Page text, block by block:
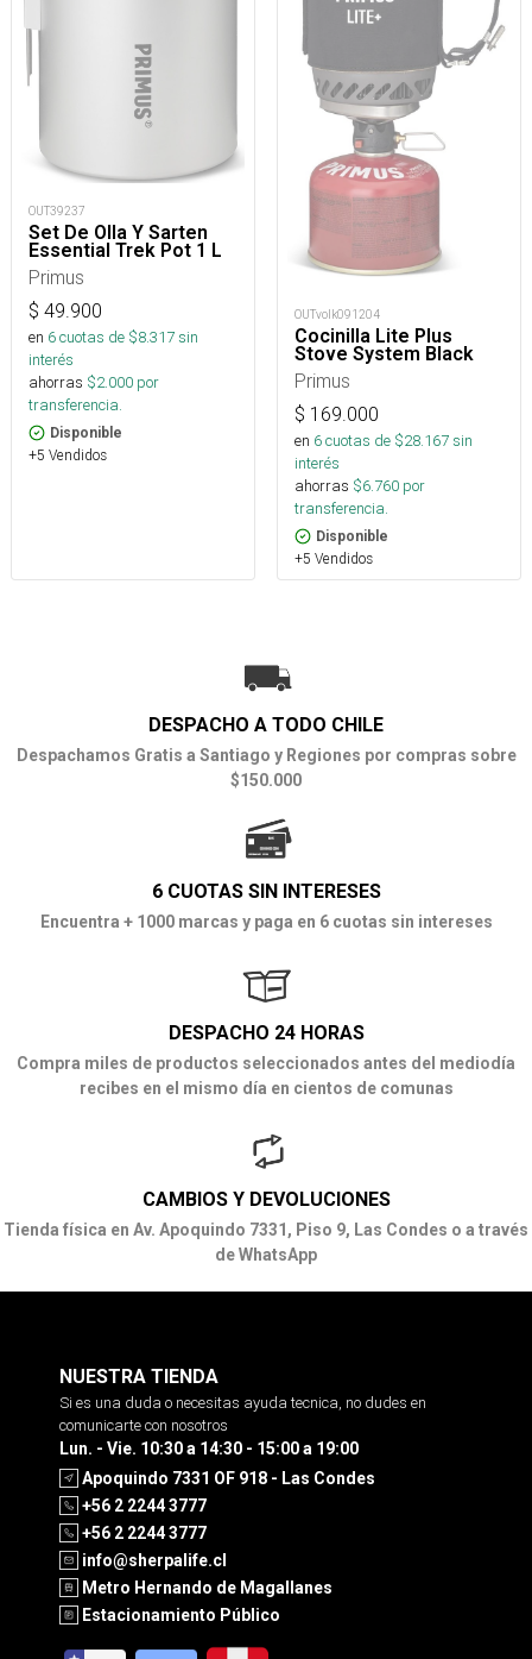
OUT39237
Set De Olla Y Sarten
Essential Trek Pot 1 L
Primus
$ 49.900
en 6cuotas de $8.317sin
interés
ahorras $2.000 por
transferencia.
Disponible
+5 Vendidos
OUTvolk091204
Cocinilla Lite Plus
Stove System Black
Primus
$ 169.000
en 6cuotas de $28.167sin
interés
ahorras $6.760 por
transferencia.
Disponible
+5 Vendidos
DESPACHO A TODO CHILE
Despachamos Gratis a Santiago y Regiones por compras sobre
$150.000
6 CUOTAS SIN INTERESES
Encuentra + 1000 marcas y paga en 6 cuotas sin intereses
DESPACHO 24 HORAS
Compra miles de productos seleccionados antes del mediodía
recibes en el mismo día en cientos de comunas
CAMBIOS Y DEVOLUCIONES
Tienda física en Av. Apoquindo 7331, Piso 9, Las Condes o a través
de WhatsApp
NUESTRA TIENDA
Si es una duda o necesitas ayuda tecnica, no dudes en
comunicarte con nosotros
Lun. - Vie. 10:30 a 14:30 - 15:00 a 19:00
Apoquindo 7331 OF 918 - Las Condes
+56 2 2244 3777
+56 2 2244 3777
info@sherpalife.cl
Metro Hernando de Magallanes
Estacionamiento Público